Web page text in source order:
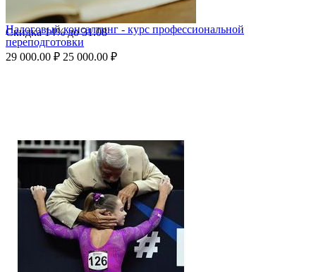
Скидка14%до31.08
Налоговый консалтинг - курс профессиональной
переподготовки
29 000.00 ₽ 25 000.00 ₽